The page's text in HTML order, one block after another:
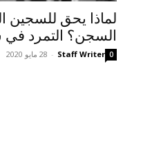
لماذا يحق للسجين
السجن؟ التمرد في
Staff Writer
- 28 مايو 2020 0